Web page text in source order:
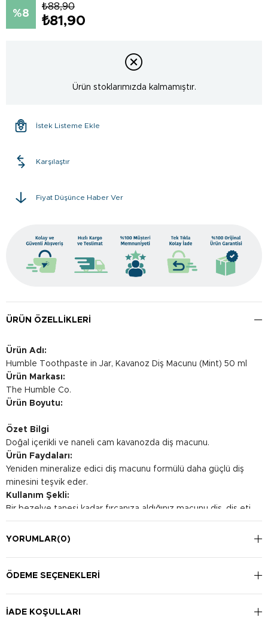
8
₺88,90
₺81,90
Ürün stoklarımızda kalmamıştır.
İstek Listeme Ekle
Karşılaştır
Fiyat Düşünce Haber Ver
ÜRÜN ÖZELLIKLERI
Ürün Adı:
Humble Toothpaste in Jar, Kavanoz Diş Macunu (Mint) 50 ml
Ürün Markası:
The Humble Co.
Ürün Boyutu:
Özet Bilgi
Doğal içerikli ve naneli cam kavanozda diş macunu.
Ürün Faydaları:
Yeniden mineralize edici diş macunu formülü daha güçlü diş
minesini teşvik eder.
Kullanım Şekli:
Bir bezelye tanesi kadar fırçanıza aldığınız macunu diş, diş eti
ve dilin tüm yüzeyince nazikçe fırçalayın. Günde 2 kez
uygulamaya özen gösterin.
YORUMLAR(0)
ÖDEME SEÇENEKLERI
İADE KOŞULLARI